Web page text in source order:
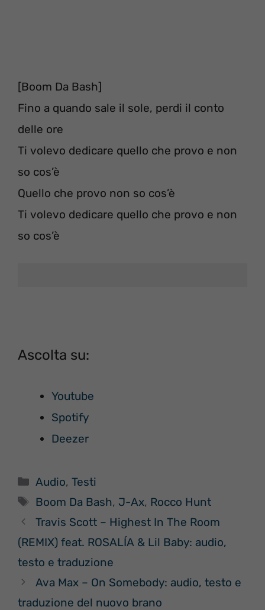
[Boom Da Bash]
Fino a quando sale il sole, perdi il conto
delle ore
Ti volevo dedicare quello che provo e non
so cos’è
Quello che provo non so cos’è
Ti volevo dedicare quello che provo e non
so cos’è
Ascolta su:
Youtube
Spotify
Deezer
Categorie
Audio,Testi
Tag
Boom Da Bash, J-Ax, Rocco Hunt
Travis Scott – Highest In The Room
(REMIX) feat. ROSALÍA & Lil Baby: audio,
testo e traduzione
Ava Max – On Somebody: audio, testo e
traduzione del nuovo brano